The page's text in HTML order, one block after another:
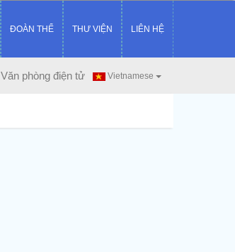
ĐOÀN THỂ THƯ VIỆN LIÊN HỆ
Vietnamese
Văn phòng điện tử